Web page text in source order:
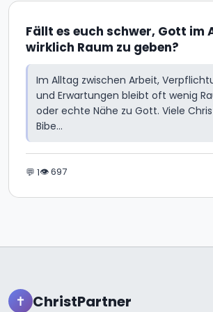
Fällt es euch schwer, Gott im
wirklich Raum zu geben?
Im Alltag zwischen Arbeit,
und Erwartungen bleibt oft wenig
oder echte Nähe zu Gott. Viele
Bibe...
💬 1👁 697
✝ ChristPartner